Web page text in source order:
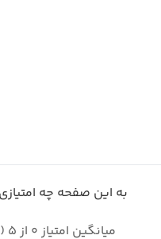
به این صفحه چه
میانگین امتیاز 0 از 5 ( از 0 رای )